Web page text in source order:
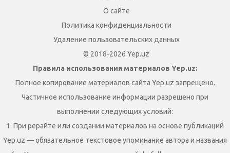
О сайте
Политика конфиденциальности
Удаление пользовательских данных
© 2018-2026 Yep.uz
Правила использования материалов Yep.uz:
Полное копирование материалов сайта Yep.uz запрещено.
Частичное использование информации разрешено при
выполнении следующих условий:
1. При рерайте или создании материалов на основе публикаций
Yep.uz — обязательное текстовое упоминание автора и названия